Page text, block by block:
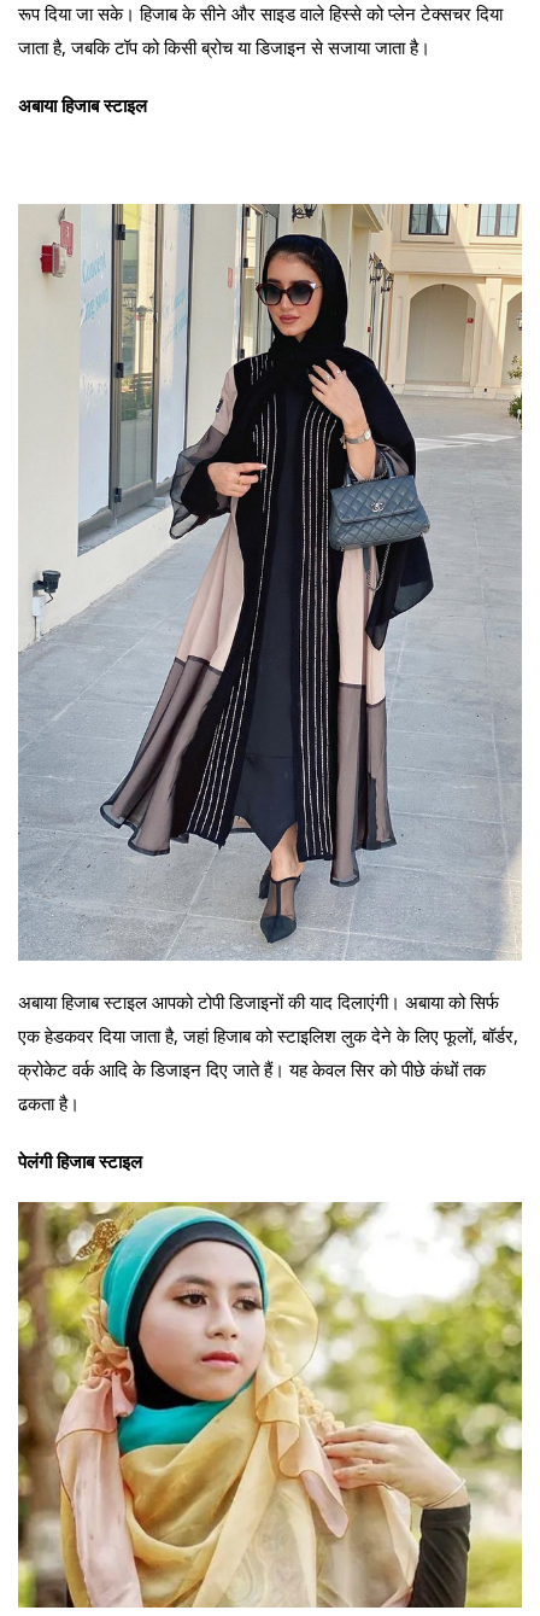
रूप दिया जा सके। हिजाब के सीने और साइड वाले हिस्से को प्लेन टेक्सचर दिया
जाता है, जबकि टॉप को किसी ब्रोच या डिजाइन से सजाया जाता है।
अबाया हिजाब स्टाइल
अबाया हिजाब स्टाइल आपको टोपी डिजाइनों की याद दिलाएंगी। अबाया को सिर्फ
एक हेडकवर दिया जाता है, जहां हिजाब को स्टाइलिश लुक देने के लिए फूलों, बॉर्डर,
क्रोकेट वर्क आदि के डिजाइन दिए जाते हैं। यह केवल सिर को पीछे कंधों तक
ढकता है।
पेलंगी हिजाब स्टाइल